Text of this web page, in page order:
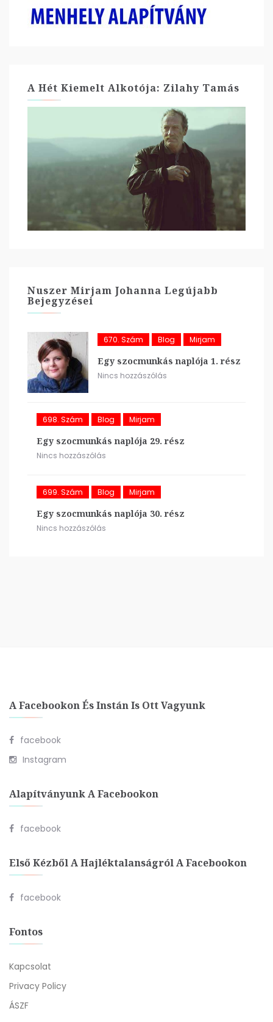
A Hét Kiemelt Alkotója: Zilahy Tamás
Nuszer Mirjam Johanna Legújabb
Bejegyzései
670. Szám Blog Mirjam
Egy szocmunkás naplója 1. rész
Nincs hozzászólás
698. Szám Blog Mirjam
Egy szocmunkás naplója 29. rész
Nincs hozzászólás
699. Szám Blog Mirjam
Egy szocmunkás naplója 30. rész
Nincs hozzászólás
A Facebookon És Instán Is Ott Vagyunk
facebook
Instagram
Alapítványunk A Facebookon
facebook
Első Kézből A Hajléktalanságról A Facebookon
facebook
Fontos
Kapcsolat
Privacy Policy
ÁSZF